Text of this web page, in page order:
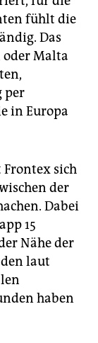
fühlt die
Das
Malta
per
in Europa
sich
der
Dabei
15
Nähe der
laut
haben